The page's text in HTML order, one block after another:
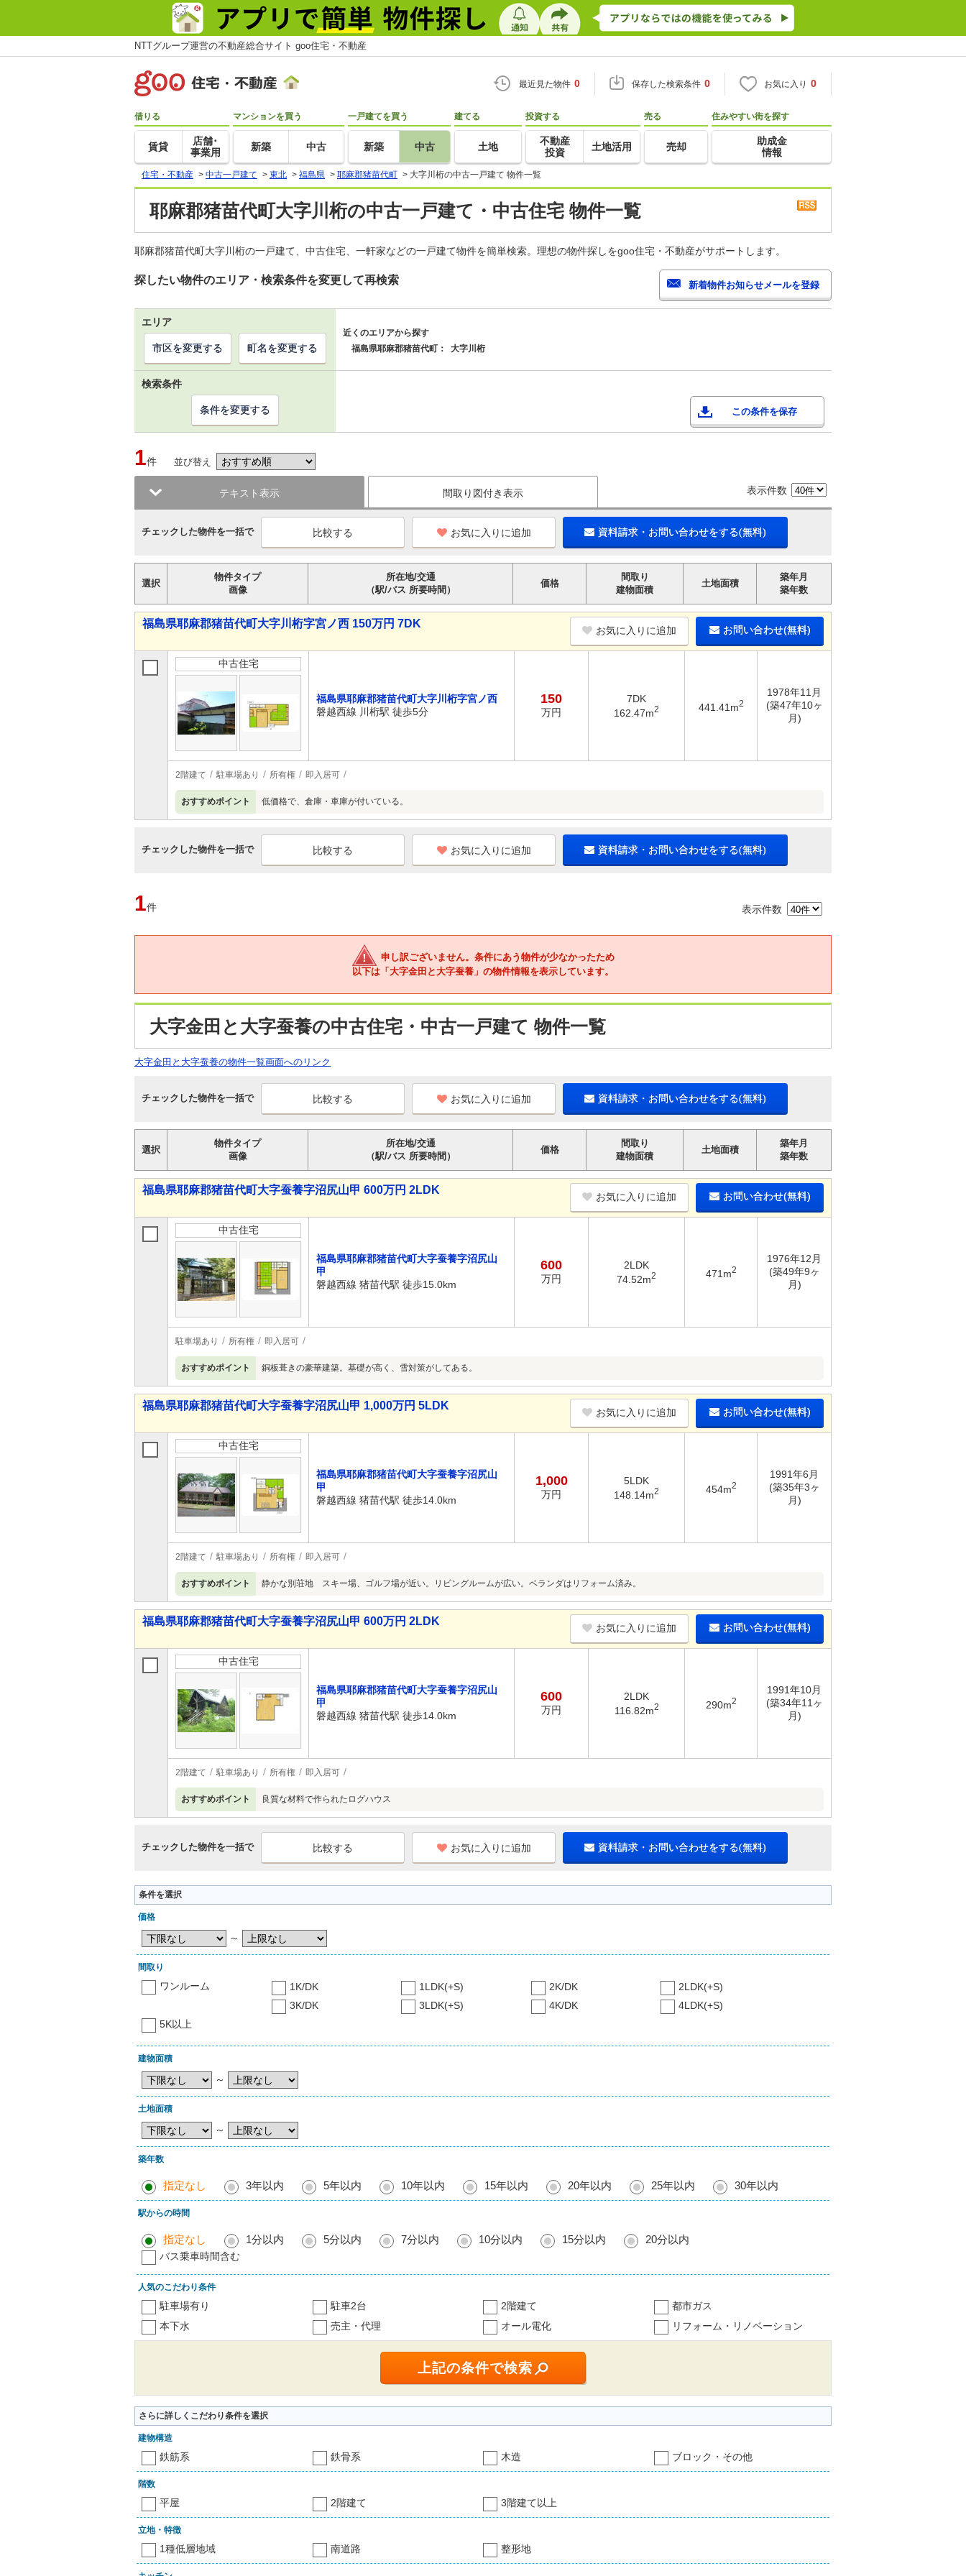
NTTグループ運営の不動産総合サイト goo住宅・不動産
最近見た物件 0 保存した検索条件 0 お気に入り 0
借りる
賃貸
店舗･
事業用
マンションを買う
新築 中古
一戸建てを買う
新築 中古
建てる
土地
投資する
不動産
投資
土地活用
売る
売却
住みやすい街を探す
助成金
情報
住宅・不動産 > 中古一戸建て > 東北 > 福島県 > 耶麻郡猪苗代町 > 大字川桁の中古一戸建て 物件一覧
耶麻郡猪苗代町大字川桁の中古一戸建て・中古住宅 物件一覧
耶麻郡猪苗代町大字川桁の一戸建て、中古住宅、一軒家などの一戸建て物件を簡単検索。理想の物件探しをgoo住宅・不動産がサポートします。
探したい物件のエリア・検索条件を変更して再検索
エリア
近くのエリアから探す
福島県耶麻郡猪苗代町：
大字川桁
市区を変更する 町名を変更する
検索条件
この条件を保存
条件を変更する
1件 並び替え
テキスト表示 間取り図付き表示 表示件数
チェックした物件を一括で お気に入りに追加 資料請求・お問い合わせをする(無料)
選択
物件タイプ
画像
所在地/交通
（駅/バス 所要時間）
価格
間取り
建物面積
土地面積
築年月
築年数
福島県耶麻郡猪苗代町大字川桁字宮ノ西 150万円 7DK
お気に入りに追加 お問い合わせ(無料)
中古住宅
福島県耶麻郡猪苗代町大字川桁字宮ノ西
磐越西線 川桁駅 徒歩5分
150
万円
7DK
162.47m2 441.41m2
1978年11月
(築47年10ヶ
月)
2階建て 駐車場あり 所有権 即入居可
おすすめポイント 低価格で、倉庫・車庫が付いている。
チェックした物件を一括で お気に入りに追加 資料請求・お問い合わせをする(無料)
1件 表示件数
申し訳ございません。条件にあう物件が少なかったため
以下は「大字金田と大字蚕養」の物件情報を表示しています。
大字金田と大字蚕養の中古住宅・中古一戸建て 物件一覧
大字金田と大字蚕養の物件一覧画面へのリンク
チェックした物件を一括で お気に入りに追加 資料請求・お問い合わせをする(無料)
選択
物件タイプ
画像
所在地/交通
（駅/バス 所要時間）
価格
間取り
建物面積
土地面積
築年月
築年数
福島県耶麻郡猪苗代町大字蚕養字沼尻山甲 600万円 2LDK
お気に入りに追加 お問い合わせ(無料)
中古住宅
福島県耶麻郡猪苗代町大字蚕養字沼尻山
甲
磐越西線 猪苗代駅 徒歩15.0km
600
万円
2LDK
74.52m2 471m2
1976年12月
(築49年9ヶ
月)
駐車場あり 所有権 即入居可
おすすめポイント 銅板葺きの豪華建築。基礎が高く、雪対策がしてある。
福島県耶麻郡猪苗代町大字蚕養字沼尻山甲 1,000万円 5LDK
お気に入りに追加 お問い合わせ(無料)
中古住宅
福島県耶麻郡猪苗代町大字蚕養字沼尻山
甲
磐越西線 猪苗代駅 徒歩14.0km
1,000
万円
5LDK
148.14m2 454m2
1991年6月
(築35年3ヶ
月)
2階建て 駐車場あり 所有権 即入居可
おすすめポイント 静かな別荘地 スキー場、ゴルフ場が近い。リビングルームが広い。ベランダはリフォーム済み。
福島県耶麻郡猪苗代町大字蚕養字沼尻山甲 600万円 2LDK
お気に入りに追加 お問い合わせ(無料)
中古住宅
福島県耶麻郡猪苗代町大字蚕養字沼尻山
甲
磐越西線 猪苗代駅 徒歩14.0km
600
万円
2LDK
116.82m2 290m2
1991年10月
(築34年11ヶ
月)
2階建て 駐車場あり 所有権 即入居可
おすすめポイント 良質な材料で作られたログハウス
チェックした物件を一括で お気に入りに追加 資料請求・お問い合わせをする(無料)
条件を選択
価格
～
間取り
ワンルーム 1K/DK 1LDK(+S) 2K/DK
2LDK(+S)
3K/DK
3LDK(+S) 4K/DK
4LDK(+S)
5K以上
建物面積
～
土地面積
～
築年数
指定なし 3年以内 5年以内 10年以内 15年以内 20年以内 25年以内 30年以内
駅からの時間
指定なし 1分以内 5分以内 7分以内 10分以内 15分以内 20分以内
バス乗車時間含む
人気のこだわり条件
駐車場有り 駐車2台 2階建て
都市ガス
本下水
売主・代理 オール電化 リフォーム・リノベーション
さらに詳しくこだわり条件を選択
建物構造
鉄筋系 鉄骨系 木造 ブロック・その他
階数
平屋 2階建て 3階建て以上
立地・特徴
1種低層地域 南道路 整形地